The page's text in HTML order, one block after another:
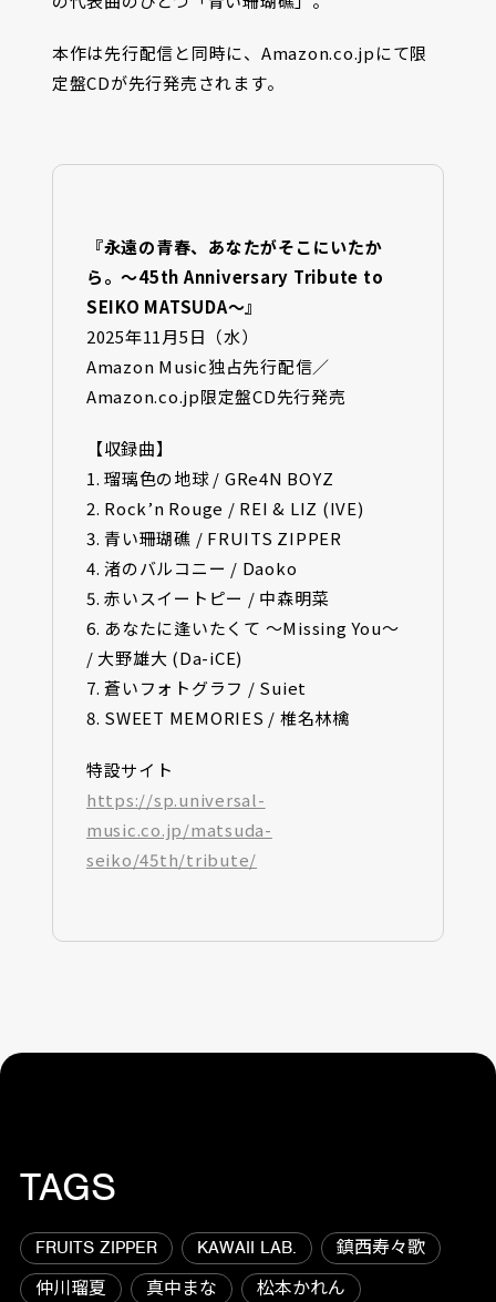
本作は先行配信と同時に、Amazon.co.jpにて限
定盤CDが先行発売されます。
『永遠の青春、あなたがそこにいたか
ら。～45th Anniversary Tribute to
SEIKO MATSUDA～』
2025年11月5日（水）
Amazon Music独占先行配信／
Amazon.co.jp限定盤CD先行発売
【収録曲】
1. 瑠璃色の地球 / GRe4N BOYZ
2. Rock’n Rouge / REI & LIZ (IVE)
3. 青い珊瑚礁 / FRUITS ZIPPER
4. 渚のバルコニー / Daoko
5. 赤いスイートピー / 中森明菜
6. あなたに逢いたくて 〜Missing You〜
/ 大野雄大 (Da-iCE)
7. 蒼いフォトグラフ / Suiet
8. SWEET MEMORIES / 椎名林檎
特設サイト
https://sp.universal-
music.co.jp/matsuda-
seiko/45th/tribute/
TAGS
FRUITS ZIPPER KAWAII LAB.
鎮西寿々歌
仲川瑠夏
真中まな
松本かれん